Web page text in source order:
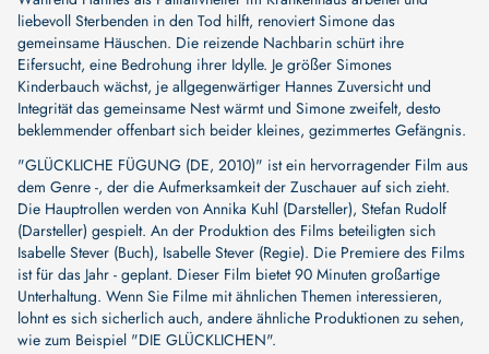
liebevoll Sterbenden in den Tod hilft, renoviert Simone das
gemeinsame Häuschen. Die reizende Nachbarin schürt ihre
Eifersucht, eine Bedrohung ihrer Idylle. Je größer Simones
Kinderbauch wächst, je allgegenwärtiger Hannes Zuversicht und
Integrität das gemeinsame Nest wärmt und Simone zweifelt, desto
beklemmender offenbart sich beider kleines, gezimmertes Gefängnis.
"GLÜCKLICHE FÜGUNG (DE, 2010)" ist ein hervorragender Film aus
dem Genre -, der die Aufmerksamkeit der Zuschauer auf sich zieht.
Die Hauptrollen werden von Annika Kuhl (Darsteller), Stefan Rudolf
(Darsteller) gespielt. An der Produktion des Films beteiligten sich
Isabelle Stever (Buch), Isabelle Stever (Regie). Die Premiere des Films
ist für das Jahr - geplant. Dieser Film bietet 90 Minuten großartige
Unterhaltung. Wenn Sie Filme mit ähnlichen Themen interessieren,
lohnt es sich sicherlich auch, andere ähnliche Produktionen zu sehen,
wie zum Beispiel "DIE GLÜCKLICHEN".